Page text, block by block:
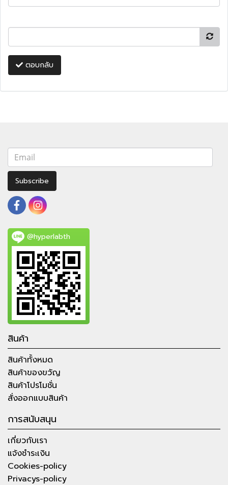
ตอบกลับ
Subscribe
@hyperlabth
สินค้า
สินค้าทั้งหมด
สินค้าของขวัญ
สินค้าโปรโมชั่น
สั่งออกแบบสินค้า
การสนับสนุน
เกี่ยวกับเรา
แจ้งชำระเงิน
Cookies-policy
Privacys-policy